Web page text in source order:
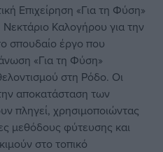
Επιχείρηση «Για τη Φύση»
Καλογήρου για την
σπουδαίο έργο που
«Για τη Φύση»
στη Ρόδο. Οι
αποκατάσταση των
πληγεί, χρησιμοποιώντας
μεθόδους φύτευσης και
στο τοπικό